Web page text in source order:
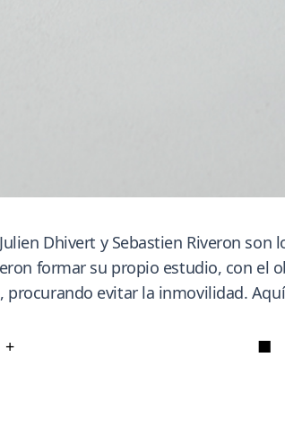
Dhivert y Sebastien Riveron
formar su propio estudio, con el
procurando evitar la inmovilidad.
+ ■